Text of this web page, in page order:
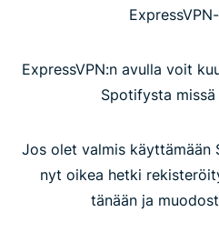
ExpressVPN:n avulla voit
Spotifysta
Jos olet valmis
nyt oikea hetki
tänään ja